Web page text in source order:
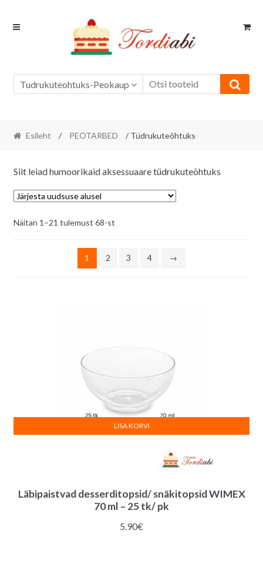
Skip
Skip
Tudrukuteohtuks-Peokaup
Esileht / PEOTARBED / Tüdrukuteõhtuks
Siit leiad humoorikaid aksessuaare tüdrukuteõhtuks
Näitan 1–21 tulemust 68-stSorditud
1
2 3 4 →
Läbipaistvad desserditopsid/ snäkitopsid WIMEX
70 ml – 25 tk/ pk
5.90€
LISA KORVI